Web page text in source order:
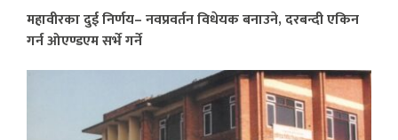
महावीरका दुई निर्णय– नवप्रवर्तन विधेयक बनाउने, दरबन्दी एकिन
गर्न ओएण्डएम सर्भे गर्ने